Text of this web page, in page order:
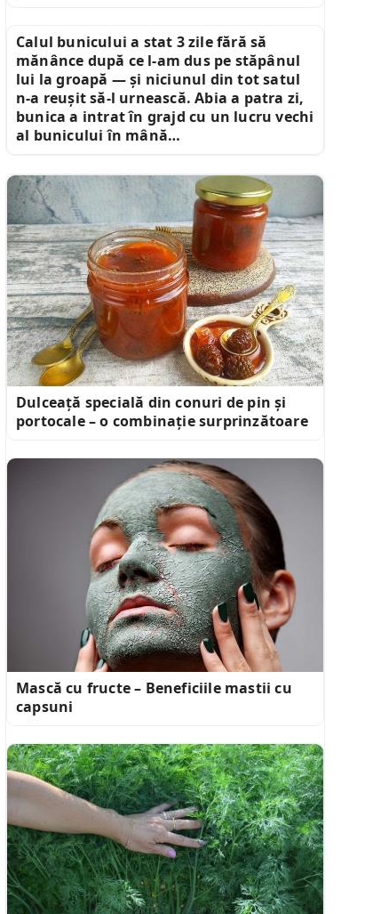
Calul bunicului a stat 3 zile fără să
mănânce după ce l-am dus pe stăpânul
lui la groapă — și niciunul din tot satul
n-a reușit să-l urnească. Abia a patra zi,
bunica a intrat în grajd cu un lucru vechi
al bunicului în mână…
Dulceață specială din conuri de pin și
portocale – o combinație surprinzătoare
Mască cu fructe – Beneficiile mastii cu
capsuni